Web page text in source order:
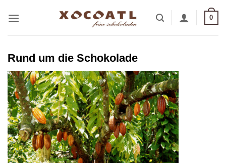
Inhalt
0
Rund um die Schokolade